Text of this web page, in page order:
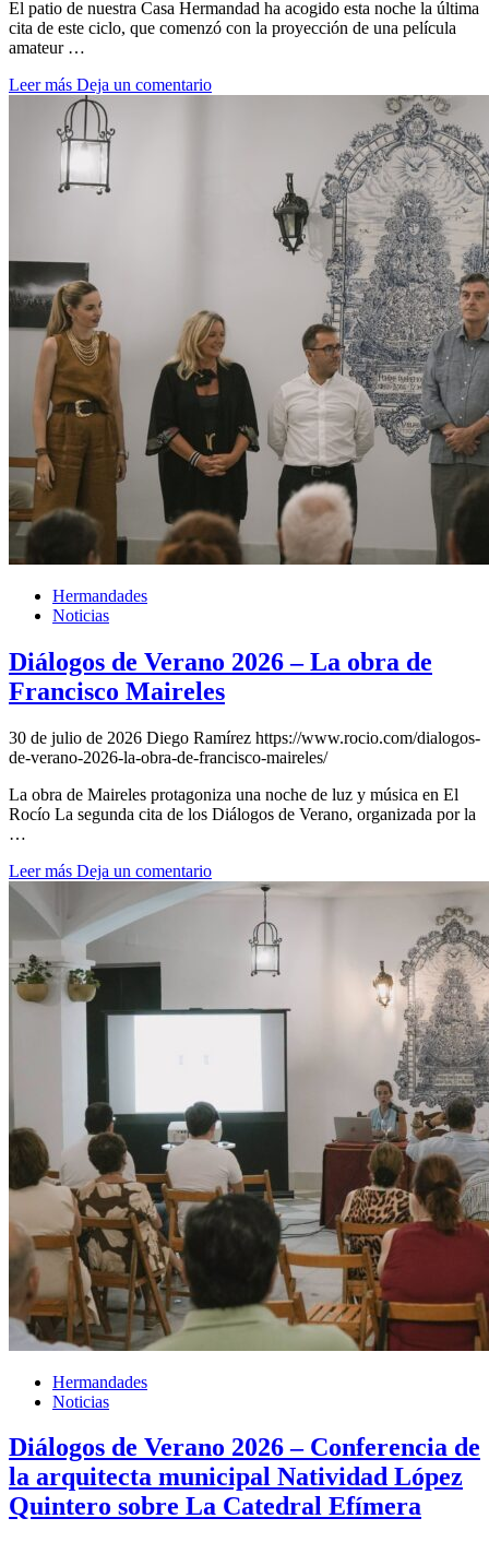
El patio de nuestra Casa Hermandad ha acogido esta noche la última
cita de este ciclo, que comenzó con la proyección de una película
amateur …
Leer más Deja un comentario
Hermandades
Noticias
Diálogos de Verano 2026 – La obra de
Francisco Maireles
30 de julio de 2026 Diego Ramírez https://www.rocio.com/dialogos-
de-verano-2026-la-obra-de-francisco-maireles/
La obra de Maireles protagoniza una noche de luz y música en El
Rocío La segunda cita de los Diálogos de Verano, organizada por la
…
Leer más Deja un comentario
Hermandades
Noticias
Diálogos de Verano 2026 – Conferencia de
la arquitecta municipal Natividad López
Quintero sobre La Catedral Efímera